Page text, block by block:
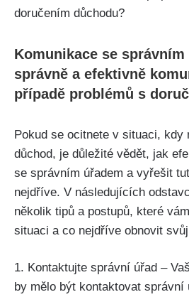
Komunikace se
správně a efektivně
případě problémů s
Pokud se ocitnete v situaci, kdy
důchod, je důležité vědět, jak
se správním úřadem a vyřešit
nejdříve. V následujících
několik tipů a postupů, které
situaci a co nejdříve obnovit
1. Kontaktujte správní úřad –
by mělo být kontaktovat správní